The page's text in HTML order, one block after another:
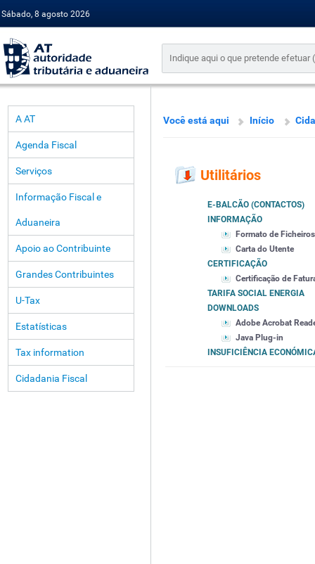
Sábado, 8 agosto 2026
A AT
Agenda Fiscal
Serviços
Informação Fiscal e
Aduaneira
Apoio ao Contribuinte
Grandes Contribuintes
U-Tax
Estatísticas
Tax information
Cidadania Fiscal
Você está aqui Início
Utilitários
E-BALCÃO (CONTACTOS)
INFORMAÇÃO
Formato de Ficheiros
Carta do Utente
CERTIFICAÇÃO
Certificação de
TARIFA SOCIAL ENERGIA
DOWNLOADS
Adobe Acrobat
Java Plug-in
INSUFICIÊNCIA